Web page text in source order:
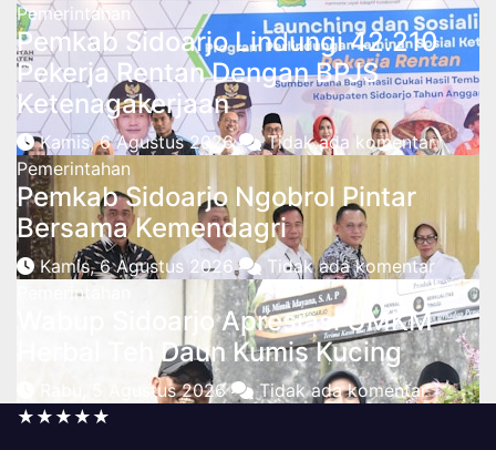
Pemerintahan
Pemkab Sidoarjo Lindungi 42.210
Pekerja Rentan Dengan BPJS
Ketenagakerjaan
Kamis, 6 Agustus 2026
Tidak ada komentar
Pemerintahan
Pemkab Sidoarjo Ngobrol Pintar
Bersama Kemendagri
Kamis, 6 Agustus 2026
Tidak ada komentar
Pemerintahan
Wabup Sidoarjo Apresiasi UMKM
Herbal Teh Daun Kumis Kucing
Rabu, 5 Agustus 2026
Tidak ada komentar
★★★★★